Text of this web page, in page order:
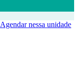
Agendar nessa unidade